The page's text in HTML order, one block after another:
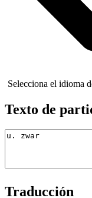
Selecciona el idioma
Texto de
Traducción